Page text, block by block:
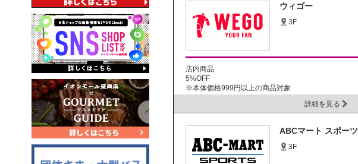
ウィゴー
3F
店内商品
5%OFF
※本体価格999円以上の商品対象
詳細を見る
ABCマート スポーツ
3F